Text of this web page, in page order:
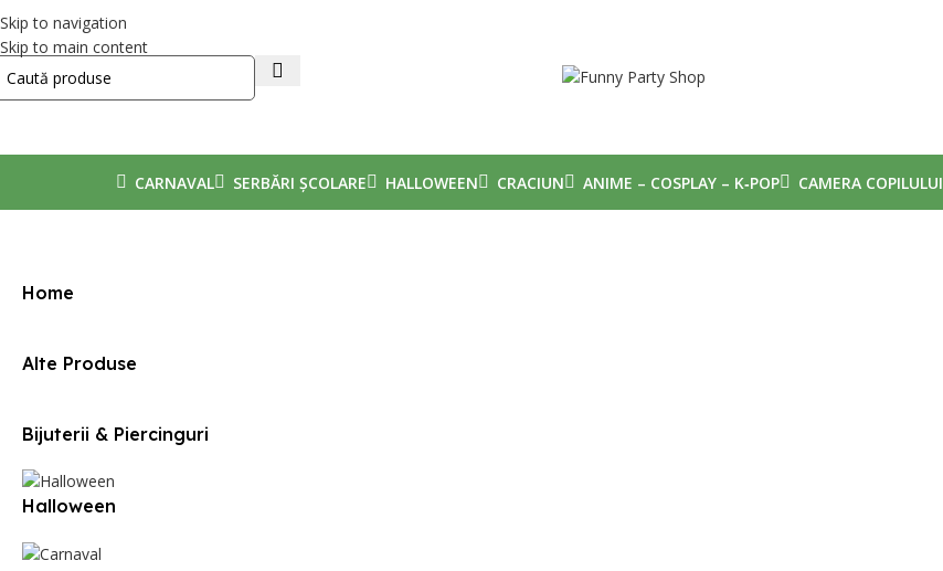
Skip to navigation
Skip to main content
CARNAVAL SERBĂRI ȘCOLARE HALLOWEEN CRACIUN ANIME – COSPLAY – K‑POP CAMERA COPILULUI
3-4ani(104-110cm)
Home
Alte Produse
Bijuterii & Piercinguri
Halloween